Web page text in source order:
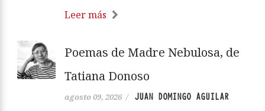
Leer más
Poemas de Madre Nebulosa, de
Tatiana Donoso
agosto 09, 2026 / JUAN DOMINGO AGUILAR